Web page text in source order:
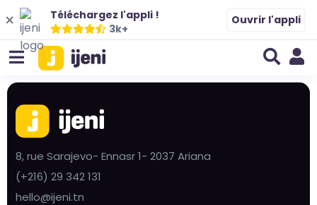
Téléchargez l'appli !
3k+
Ouvrir l'appli
8, rue Sarajevo- Ennasr 1- 2037 Ariana
(+216) 29 342 131
hello@ijeni.tn